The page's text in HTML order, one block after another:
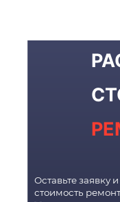
Оставьте заявку
стоимость